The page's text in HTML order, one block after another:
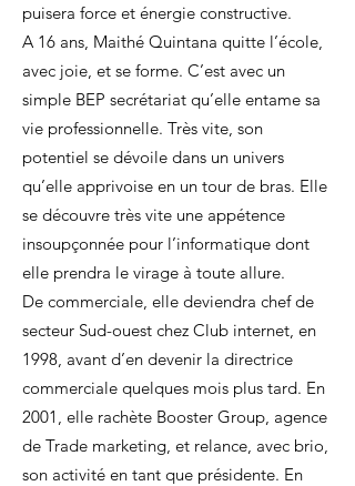
puisera force et énergie constructive.
A 16 ans, Maithé Quintana quitte l’école,
avec joie, et se forme. C’est avec un
simple BEP secrétariat qu’elle entame sa
vie professionnelle. Très vite, son
potentiel se dévoile dans un univers
qu’elle apprivoise en un tour de bras. Elle
se découvre très vite une appétence
insoupçonnée pour l’informatique dont
elle prendra le virage à toute allure.
De commerciale, elle deviendra chef de
secteur Sud-ouest chez Club internet, en
1998, avant d’en devenir la directrice
commerciale quelques mois plus tard. En
2001, elle rachète Booster Group, agence
de Trade marketing, et relance, avec brio,
son activité en tant que présidente. En